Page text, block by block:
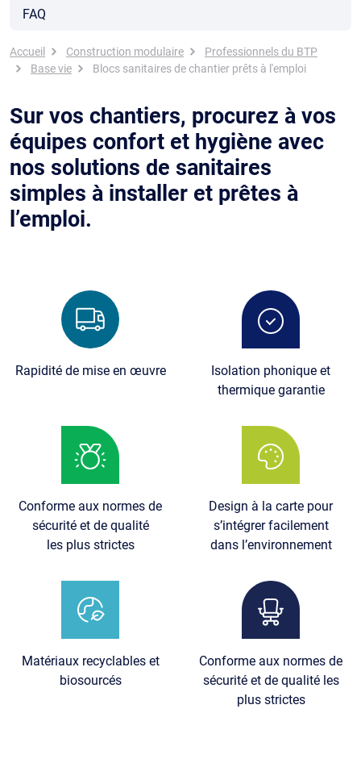
FAQ
Fil d'Ariane
Accueil Construction modulaire
Professionnels du BTP
Base vie
Blocs sanitaires de chantier prêts à l'emploi
Sur vos chantiers, procurez à vos
équipes confort et hygiène avec
nos solutions de sanitaires
simples à installer et prêtes à
l’emploi.
Rapidité de mise en œuvre
Isolation phonique et
thermique garantie
Conforme aux normes de
sécurité et de qualité
les plus strictes
Design à la carte pour
s’intégrer facilement
dans l’environnement
Matériaux recyclables et
biosourcés
Conforme aux normes de
sécurité et de qualité les
plus strictes